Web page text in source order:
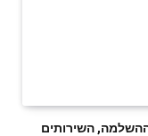
השירותים